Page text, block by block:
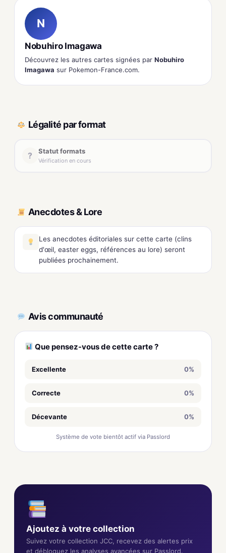
N
Nobuhiro Imagawa
Découvrez les autres cartes signées par Nobuhiro
Imagawa sur Pokemon-France.com.
Légalité par format
? Statut formats
Vérification en cours
Anecdotes & Lore
Les anecdotes éditoriales sur cette carte (clins
d'œil, easter eggs, références au lore) seront
publiées prochainement.
Avis communauté
Que pensez-vous de cette carte ?
Excellente 0%
Correcte 0%
Décevante 0%
Système de vote bientôt actif via Passlord
Ajoutez à votre collection
Suivez votre collection JCC, recevez des alertes prix
et débloquez les analyses avancées sur Passlord.